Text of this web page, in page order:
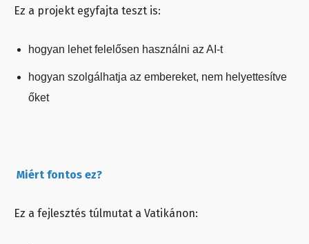
Ez a projekt egyfajta teszt is:
hogyan lehet felelősen használni az AI-t
hogyan szolgálhatja az embereket, nem helyettesítve
őket
Miért fontos ez?
Ez a fejlesztés túlmutat a Vatikánon: